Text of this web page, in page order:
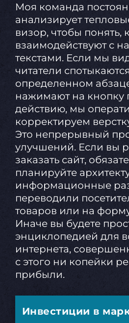
Моя команда
анализирует
визор, чтобы понять,
взаимодействуют с
текстами. Если мы
читатели
определенном
нажимают на кнопку
действию, мы
корректируем
Это непрерывный
улучшений. Если вы
заказать сайт,
планируйте
информационные
переводили
товаров или на
Иначе вы будете
энциклопедией для
интернета,
с этого ни копейки
прибыли.
Инвестиции в